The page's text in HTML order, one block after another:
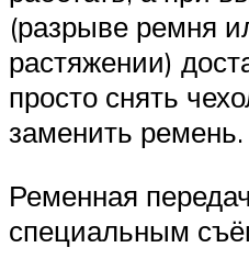
(разрыве ремня
растяжении)
просто снять
заменить ремень.
Ременная
специальным